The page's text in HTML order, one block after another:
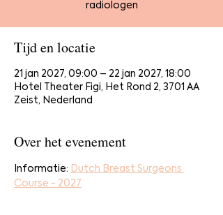
radiologen
Tijd en locatie
21 jan 2027, 09:00 – 22 jan 2027, 18:00
Hotel Theater Figi, Het Rond 2, 3701 AA
Zeist, Nederland
Over het evenement
Informatie: Dutch Breast Surgeons
Course - 2027